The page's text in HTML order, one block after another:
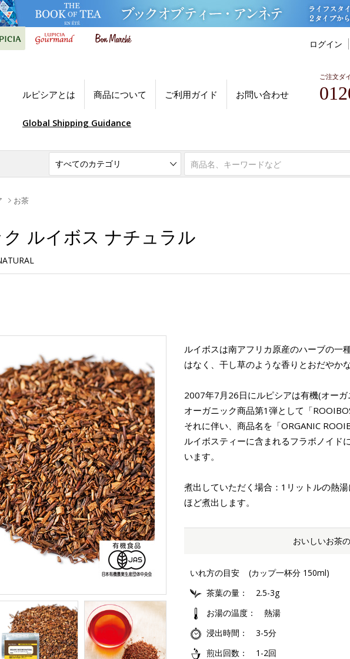
ログイン
ルピシアとは 商品について ご利用ガイド お問い合わせ
ご注文ダ
Global Shipping Guidance
お茶
ルイボス ナチュラル
ルイボスは南アフリカ原産のハーブの一
はなく、干し草のような香りとおだやか
2007年7月26日にルピシアは有機(オーガ
オーガニック商品第1弾として「
それに伴い、商品名を「ORGANIC
ルイボスティーに含まれるフラボノイド
います。
煮出していただく場合：1リットルの熱
ほど煮出します。
おいしいお茶
いれ方の目安
(カップ一杯分 150ml)
茶葉の量
2.5-3g
お湯の温度
熱湯
浸出時間
3-5分
煎出回数
1-2回